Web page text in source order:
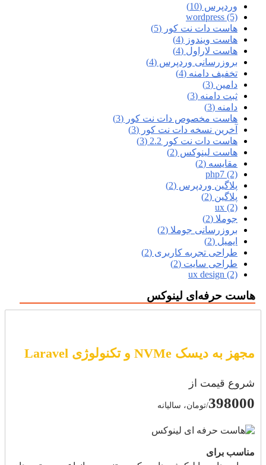
وردپرس (10)
wordpress (5)
هاست دات نت کور (5)
هاست ویندوز (4)
هاست لاراول (4)
بروزرسانی وردپرس (4)
تخفیف دامنه (4)
دامین (3)
ثبت دامنه (3)
دامنه (3)
هاست مخصوص دات نت کور (3)
آخرین نسخه دات نت کور (3)
هاست دات نت کور 2.2 (3)
هاست لینوکس (2)
مقایسه (2)
php7 (2)
پلاگین وردپرس (2)
پلاگین (2)
ux (2)
جوملا (2)
بروزرسانی جوملا (2)
ایمیل (2)
طراحی تجربه کاربری (2)
طراحی سایت (2)
ux design (2)
هاست حرفه‌ای لینوکس
مجهز به دیسک NVMe و تکنولوژی Laravel
شروع قیمت از
398000/تومان، سالیانه
مناسب برای